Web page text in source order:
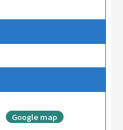
Google map